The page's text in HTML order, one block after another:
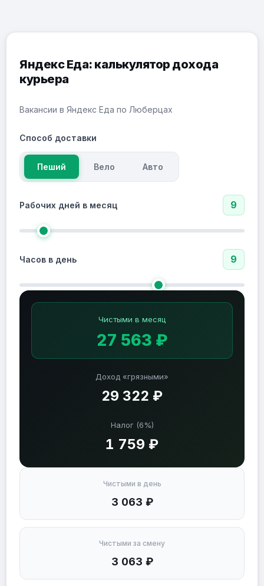
Яндекс Еда: калькулятор дохода
курьера
Вакансии в Яндекс Еда по Люберцах
Способ доставки
Пеший Вело Авто
Рабочих дней в месяц 9
Часов в день 9
Доход «грязными»
29 322 ₽
Налог (6%)
1 759 ₽
Чистыми в месяц
27 563 ₽
Чистыми в день
3 063 ₽
Чистыми за смену
3 063 ₽